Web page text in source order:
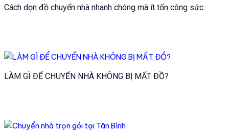
Cách dọn đồ chuyển nhà nhanh chóng mà ít tốn công sức.
LÀM GÌ ĐỂ CHUYỂN NHÀ KHÔNG BỊ MẤT ĐỒ?